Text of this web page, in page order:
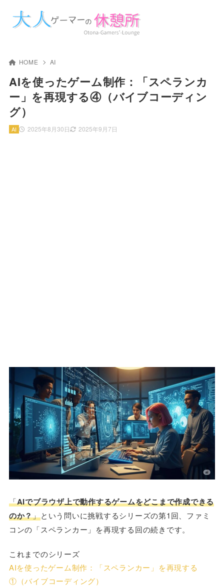
HOME AI
AIを使ったゲーム制作：「スペランカ
ー」を再現する④（バイブコーディン
グ）
2025年8月30日 2025年9月7日
AI
「AIでブラウザ上で動作するゲームをどこまで作成できる
のか？」という問いに挑戦するシリーズの第1回、ファミ
コンの「スペランカー」を再現する回の続きです。
これまでのシリーズ
AIを使ったゲーム制作：「スペランカー」を再現する
①（バイブコーディング）